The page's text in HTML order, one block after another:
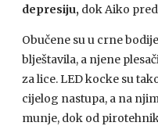
depresiju, dok Aiko
Obučene su u crne
blještavila, a njene
za lice. LED kocke su
cijelog nastupa, a na
munje, dok od